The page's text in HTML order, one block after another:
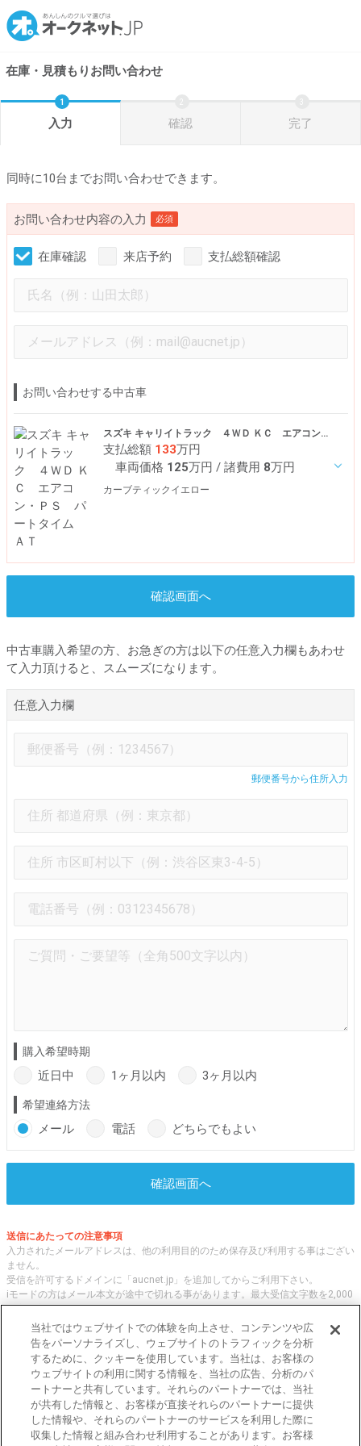
在庫・見積もりお問い合わせ
入力 確認 完了
同時に10台までお問い合わせできます。
お問い合わせ内容の入力 必須
在庫確認 来店予約 支払総額確認
お問い合わせする中古車
スズキ キャリイトラック ４ＷＤ ＫＣ エアコン・ＰＳ パートタイム ＡＴ
支払総額 133万円
車両価格 125万円 / 諸費用 8万円
カーブティックイエロー
確認画面へ
中古車購入希望の方、お急ぎの方は以下の任意入力欄もあわせ
て入力頂けると、スムーズになります。
任意入力欄
郵便番号から住所入力
購入希望時期
近日中 1ヶ月以内 3ヶ月以内
希望連絡方法
メール 電話 どちらでもよい
確認画面へ
送信にあたっての注意事項
入力されたメールアドレスは、他の利用目的のため保存及び利用する事はござい
ません。
受信を許可するドメインに「aucnet.jp」を追加してからご利用下さい。
iモードの方はメール本文が途中で切れる事があります。最大受信文字数を2,000
文字へ変更してご利用ください
オークネット.jpでは、全国の中古車について、 「評価点と星の数」の情報をも
とに、信頼性の高い中古車情報を提供しています。
車種・エリア・走行距離等の基本的な中古車の状態から、「評価点と星の数」に
よる検索、装備品等のオプション等の詳細検索等、こだわりの中古車を様々な角
度から探すことが可能です。 国内外の各メーカー・車種を多く取り揃え、皆さ
まに安心と信頼の全国の中古車についての情報をお届け致します。
当社ではウェブサイトでの体験を向上させ、コンテンツや広
告をパーソナライズし、ウェブサイトのトラフィックを分析
するために、クッキーを使用しています。当社は、お客様の
ウェブサイトの利用に関する情報を、当社の広告、分析のパ
ートナーと共有しています。それらのパートナーでは、当社
が共有した情報と、お客様が直接それらのパートナーに提供
した情報や、それらのパートナーのサービスを利用した際に
収集した情報と組み合わせ利用することがあります。お客様